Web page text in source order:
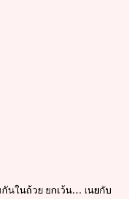
นในถ้วย ยกเว้น… เนยกับ